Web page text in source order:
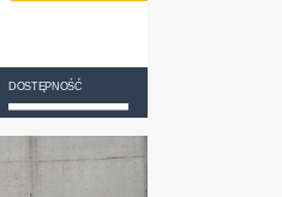
DOSTĘPNOŚĆ